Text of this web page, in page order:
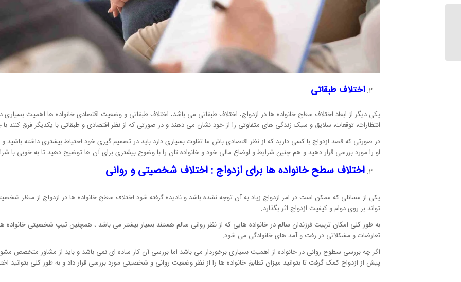
اختلاف طبقاتی
یکی دیگر از ابعاد اختلاف سطح خانواده ها در ازدواج، اختلاف طبقاتی می باشد، اختلاف طبقاتی و وضعیت اقتصادی خانواده ها اهمیت بسیاری
انتظارات، توقعات، سلایق و سبک زندگی های متفاوتی را از خود نشان می دهند و در صورتی که از نظر اقتصادی و طبقاتی با یکدیگر فرق
در صورتی که قصد ازدواج با کسی دارید که از نظر اقتصادی باش ما تفاوت بسیاری دارد باید در تصمیم گیری خود احتیاط بیشتری داشته
او را مورد بررسی قرار دهید و هم چنین شرایط و اوضاع مالی خود و خانواده تان را با وضوح بیشتری برای آن ها توضیح دهید تا به خوبی با
اختلاف سطح خانواده ها برای ازدواج : اختلاف شخصیتی و روانی
یکی از مسائلی که ممکن است در امر ازدواج زیاد به آن توجه نشده باشد و نادیده گرفته شود اختلاف سطح خانواده ها در ازدواج از منظر
تواند بر روی دوام و کیفیت ازدواج اثر بگذارد.
به طور کلی امکان تربیت فرزندان سالم در خانواده هایی که از نظر روانی سالم هستند بسیار بیشتر می باشد ، همچنین تیپ شخصیتی خانواده
تعارضات و مشکلاتی در رفت و آمد های خانوادگی می شود.
اگر چه بررسی سطوح روانی در خانواده از اهمیت بسیاری برخوردار می باشد اما بررسی آن کار ساده ای نمی باشد و باید از مشاور متخصص
پیش از ازدواج کمک گرفت تا بتوانید میزان تطابق خانواده ها را از نظر وضعیت روانی و شخصیتی مورد بررسی قرار داد و به طور کلی
برنامه 12 قدم ترک اعتیاد،
برای ترک اعتیاد...